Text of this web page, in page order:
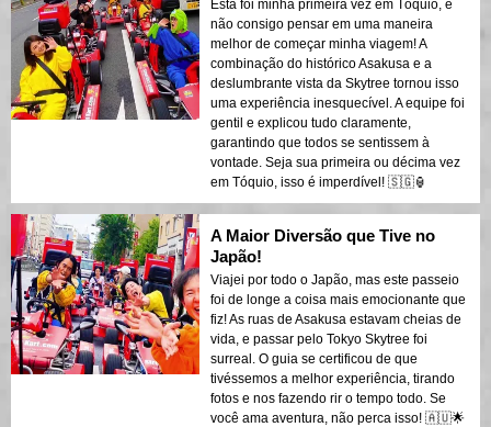
Esta foi minha primeira vez em Tóquio, e
não consigo pensar em uma maneira
melhor de começar minha viagem! A
combinação do histórico Asakusa e a
deslumbrante vista da Skytree tornou isso
uma experiência inesquecível. A equipe foi
gentil e explicou tudo claramente,
garantindo que todos se sentissem à
vontade. Seja sua primeira ou décima vez
em Tóquio, isso é imperdível! 🇸🇬🏮
A Maior Diversão que Tive no
Japão!
Viajei por todo o Japão, mas este passeio
foi de longe a coisa mais emocionante que
fiz! As ruas de Asakusa estavam cheias de
vida, e passar pelo Tokyo Skytree foi
surreal. O guia se certificou de que
tivéssemos a melhor experiência, tirando
fotos e nos fazendo rir o tempo todo. Se
você ama aventura, não perca isso! 🇦🇺🌟